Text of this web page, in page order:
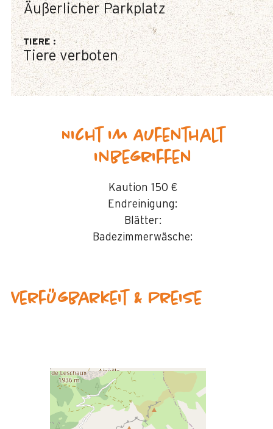
Äußerlicher Parkplatz
TIERE :
Tiere verboten
Nicht im Aufenthalt
inbegriffen
Kaution 150 €
Endreinigung:
Blätter:
Badezimmerwäsche:
Verfügbarkeit & Preise